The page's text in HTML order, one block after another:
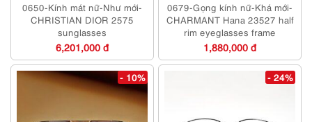
0650-Kính mát nữ-Như mới-
CHRISTIAN DIOR 2575
sunglasses
6,201,000 đ
0679-Gọng kính nữ-Khá mới-
CHARMANT Hana 23527 half
rim eyeglasses frame
1,880,000 đ
- 10% - 24%